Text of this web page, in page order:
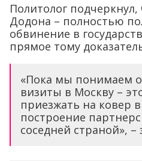
Политолог
Додона – полностью
обвинение в
прямое тому
«Пока мы понимаем
визиты в Москву –
приезжать на ковер в
построение
соседней страной»,